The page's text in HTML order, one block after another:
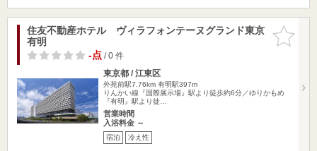
お気に入
りに追加
住友不動産ホテル ヴィラフォンテーヌグランド東京
有明
-点/ 0 件
東京都 / 江東区
外苑前駅7.76km 有明駅397m
りんかい線『国際展示場』駅より徒歩約6分／ゆりかもめ
『有明』駅より徒…
営業時間
入浴料金 ～
宿泊 冷え性